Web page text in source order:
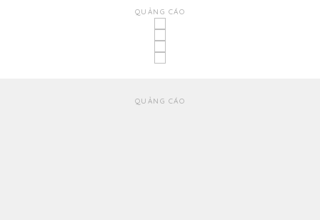
QUẢNG CÁO
QUẢNG CÁO